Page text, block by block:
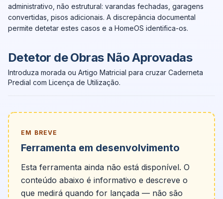
administrativo, não estrutural: varandas fechadas, garagens
convertidas, pisos adicionais. A discrepância documental
permite detetar estes casos e a HomeOS identifica-os.
Detetor de Obras Não Aprovadas
Introduza morada ou Artigo Matricial para cruzar Caderneta
Predial com Licença de Utilização.
EM BREVE
Ferramenta em desenvolvimento
Esta ferramenta ainda não está disponível. O
conteúdo abaixo é informativo e descreve o
que medirá quando for lançada — não são